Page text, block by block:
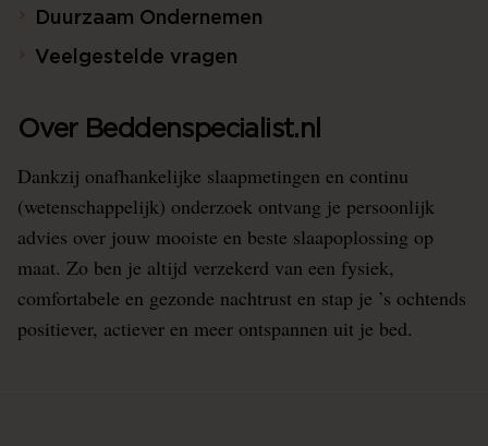
Duurzaam Ondernemen
Veelgestelde vragen
Over Beddenspecialist.nl
Dankzij onafhankelijke slaapmetingen en continu
(wetenschappelijk) onderzoek ontvang je persoonlijk
advies over jouw mooiste en beste slaapoplossing op
maat. Zo ben je altijd verzekerd van een fysiek,
comfortabele en gezonde nachtrust en stap je ’s ochtends
positiever, actiever en meer ontspannen uit je bed.